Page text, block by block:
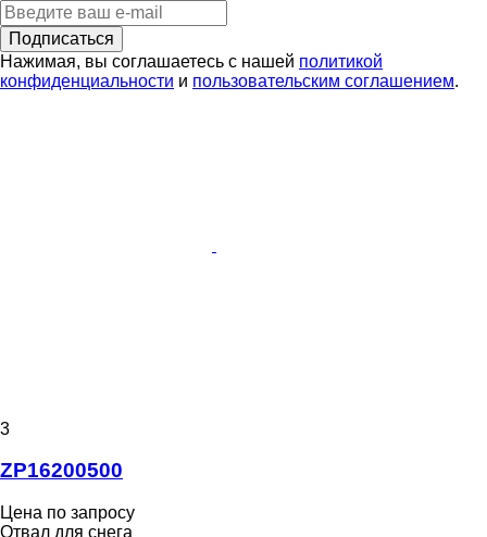
Подписаться
Нажимая, вы соглашаетесь с нашей политикой
конфиденциальности и пользовательским соглашением.
3
ZP16200500
Цена по запросу
Отвал для снега